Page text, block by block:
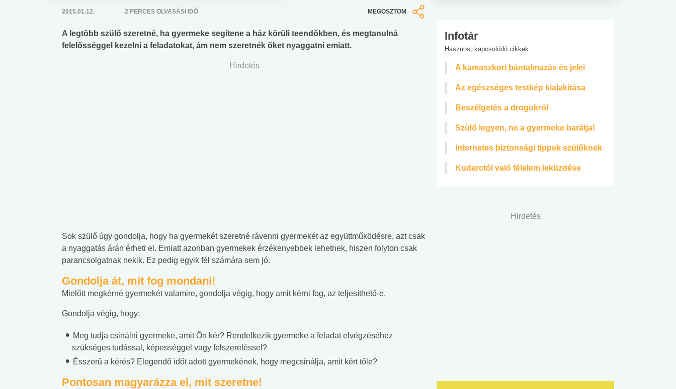
2015.01.12. 2 PERCES OLVASÁSI IDŐ MEGOSZTOM
A legtöbb szülő szeretné, ha gyermeke segítene a ház körüli teendőkben, és megtanulná
felelősséggel kezelni a feladatokat, ám nem szeretnék őket nyaggatni emiatt.
Hirdetés
Sok szülő úgy gondolja, hogy ha gyermekét szeretné rávenni gyermekét az együttműködésre, azt csak
a nyaggatás árán érheti el. Emiatt azonban gyermekek érzékenyebbek lehetnek, hiszen folyton csak
parancsolgatnak nekik. Ez pedig egyik fél számára sem jó.
Gondolja át, mit fog mondani!
Mielőtt megkérné gyermekét valamire, gondolja végig, hogy amit kérni fog, az teljesíthető-e.
Gondolja végig, hogy:
Meg tudja csinálni gyermeke, amit Ön kér? Rendelkezik gyermeke a feladat elvégzéséhez
szükséges tudással, képességgel vagy felszereléssel?
Ésszerű a kérés? Elegendő időt adott gyermekének, hogy megcsinálja, amit kért tőle?
Pontosan magyarázza el, mit szeretne!
Infotár
Hasznos, kapcsolódó cikkek
A kamaszkori bántalmazás és jelei
Az egészséges testkép kialakítása
Beszélgetés a drogokról
Szülő legyen, ne a gyermeke barátja!
Internetes biztonsági tippek szülőknek
Kudarctól való félelem leküzdése
Hirdetés